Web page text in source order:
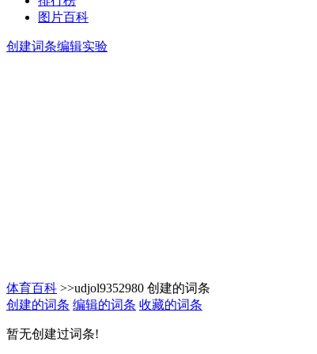
图片百科
创建词条编辑实验
体育百科 >>udjol9352980 创建的词条
创建的词条 编辑的词条 收藏的词条
暂无创建过词条!